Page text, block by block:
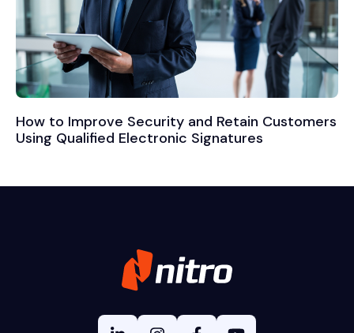
How to Improve Security and Retain Customers
Using Qualified Electronic Signatures